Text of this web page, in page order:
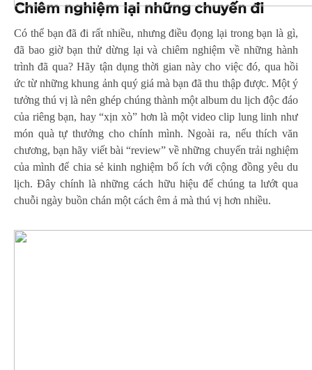
Chiêm nghiệm lại những chuyến đi
Có thể bạn đã đi rất nhiều, nhưng điều đọng lại trong bạn là gì,
đã bao giờ bạn thử dừng lại và chiêm nghiệm về những hành
trình đã qua? Hãy tận dụng thời gian này cho việc đó, qua hồi
ức từ những khung ảnh quý giá mà bạn đã thu thập được. Một ý
tưởng thú vị là nên ghép chúng thành một album du lịch độc đáo
của riêng bạn, hay “xịn xò” hơn là một video clip lung linh như
món quà tự thưởng cho chính mình. Ngoài ra, nếu thích văn
chương, bạn hãy viết bài “review” về những chuyến trải nghiệm
của mình để chia sẻ kinh nghiệm bổ ích với cộng đồng yêu du
lịch. Đây chính là những cách hữu hiệu để chúng ta lướt qua
chuỗi ngày buồn chán một cách êm ả mà thú vị hơn nhiều.